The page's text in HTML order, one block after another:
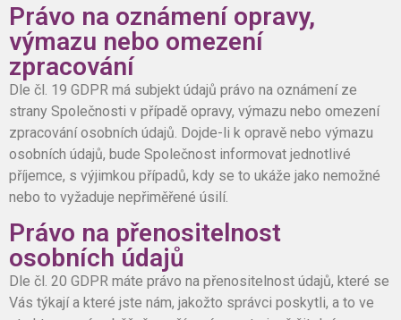
Právo na oznámení opravy,
výmazu nebo omezení
zpracování
Dle čl. 19 GDPR má subjekt údajů právo na oznámení ze
strany Společnosti v případě opravy, výmazu nebo omezení
zpracování osobních údajů. Dojde-li k opravě nebo výmazu
osobních údajů, bude Společnost informovat jednotlivé
příjemce, s výjimkou případů, kdy se to ukáže jako nemožné
nebo to vyžaduje nepřiměřené úsilí.
Právo na přenositelnost
osobních údajů
Dle čl. 20 GDPR máte právo na přenositelnost údajů, které se
Vás týkají a které jste nám, jakožto správci poskytli, a to ve